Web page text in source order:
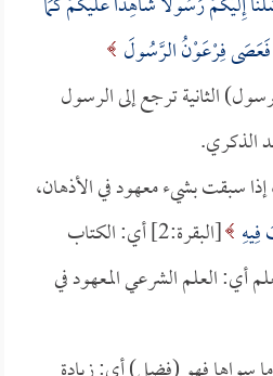
فَعَصَى فِرْعَوْنُ الرَّسُولَ
لأن (الرسول) الثانية ترجع إلى الرسول
الذكري.
سبقت بشيء معهود في الأذهان،
[البقرة:2] أي: الكتاب
أي: العلم الشرعي المعهود في